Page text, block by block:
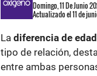
Domingo, 11 De Junio
Actualizado el 11 de
La diferencia de
tipo de relación,
entre ambas